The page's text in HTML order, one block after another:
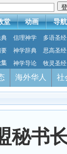
堂 动画 导航
信理神学
多语圣经
神学辞典
思高圣经
神学导论 牧灵圣经
海外华人 社
秘书